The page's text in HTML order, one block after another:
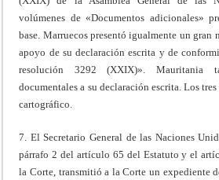
volúmenes de «Documentos adicionales»
base. Marruecos presentó igualmente un gran
apoyo de su declaración escrita y de
resolución 3292 (XXIX)». Mauritania
documentales a su declaración escrita. Los
cartográfico.
7. El Secretario General de las Naciones
párrafo 2 del artículo 65 del Estatuto y el
la Corte, transmitió a la Corte un expediente